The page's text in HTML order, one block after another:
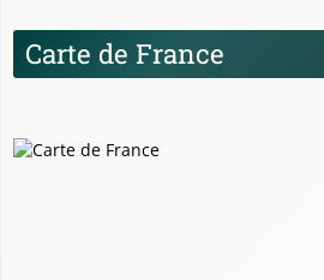
Carte de France